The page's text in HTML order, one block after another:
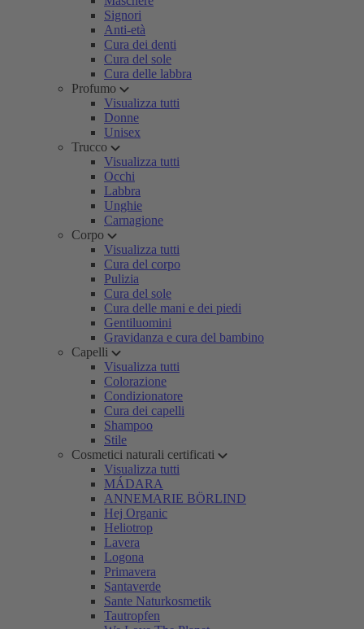
Signori
Anti-età
Cura dei denti
Cura del sole
Cura delle labbra
Profumo
Visualizza tutti
Donne
Unisex
Trucco
Visualizza tutti
Occhi
Labbra
Unghie
Carnagione
Corpo
Visualizza tutti
Cura del corpo
Pulizia
Cura del sole
Cura delle mani e dei piedi
Gentiluomini
Gravidanza e cura del bambino
Capelli
Visualizza tutti
Colorazione
Condizionatore
Cura dei capelli
Shampoo
Stile
Cosmetici naturali certificati
Visualizza tutti
MÁDARA
ANNEMARIE BÖRLIND
Hej Organic
Heliotrop
Lavera
Logona
Primavera
Santaverde
Sante Naturkosmetik
Tautropfen